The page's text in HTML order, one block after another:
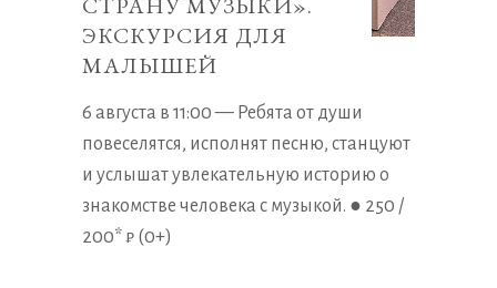
ЭКСКУРСИЯ ДЛЯ
МАЛЫШЕЙ
6 августа в 11:00 — Ребята от души
повеселятся, исполнят песню, станцуют
и услышат увлекательную историю о
знакомстве человека с музыкой. ● 250 /
200* ₽ (0+)